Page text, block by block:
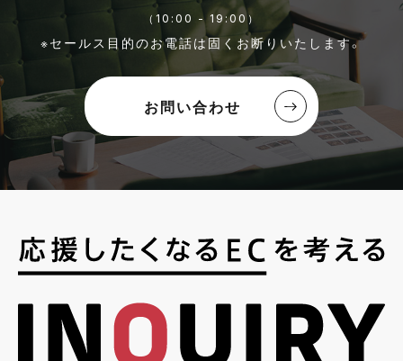
（10:00 - 19:00）
※セールス目的のお電話は固くお断りいたします。
お問い合わせ